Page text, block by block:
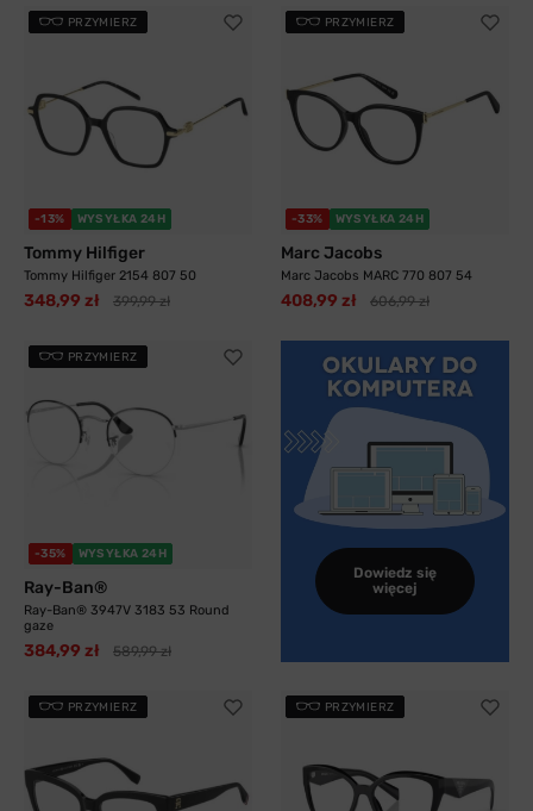
PRZYMIERZ
-13% WYSYŁKA 24H
Tommy Hilfiger
Tommy Hilfiger 2154 807 50
348,99 zł 399,99 zł
PRZYMIERZ
-33% WYSYŁKA 24H
Marc Jacobs
Marc Jacobs MARC 770 807 54
408,99 zł 606,99 zł
PRZYMIERZ
-35% WYSYŁKA 24H
Ray-Ban®
Ray-Ban® 3947V 3183 53 Round
gaze
384,99 zł 589,99 zł
Dowiedz się
więcej
PRZYMIERZ PRZYMIERZ